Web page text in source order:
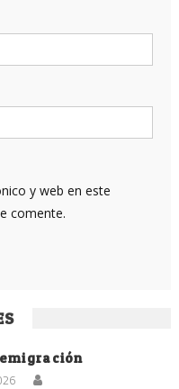
y web en este
comente.